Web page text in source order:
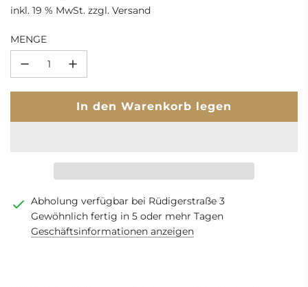
Sonderpreis
Regulärer
Preis
inkl. 19 % MwSt. zzgl. Versand
MENGE
L
a
n
.
.
.
In den Warenkorb legen
Abholung verfügbar bei Rüdigerstraße 3
Gewöhnlich fertig in 5 oder mehr Tagen
Geschäftsinformationen anzeigen